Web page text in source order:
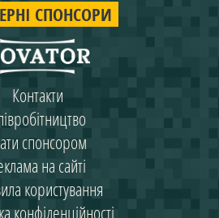
СПОНСОРИ
Контакти
спонсором
на сайті
користування